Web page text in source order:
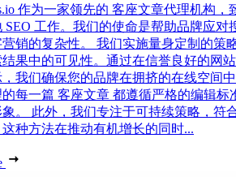
作为一家领先的 客座文章代理机构，
SEO 工作。我们的使命是帮助品牌应对
销的复杂性。 我们实施量身定制的策
结果中的可见性。通过在信誉良好的网
我们确保您的品牌在拥挤的在线空间
每一篇 客座文章 都遵循严格的编辑标
。 此外，我们专注于可持续策略，符
种方法在推动有机增长的同时...